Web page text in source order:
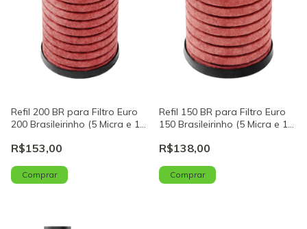
Refil 200 BR para Filtro Euro
200 Brasileirinho (5 Micra e 1
R$153,00
Refil 150 BR para Filtro Euro
150 Brasileirinho (5 Micra e 1
R$138,00